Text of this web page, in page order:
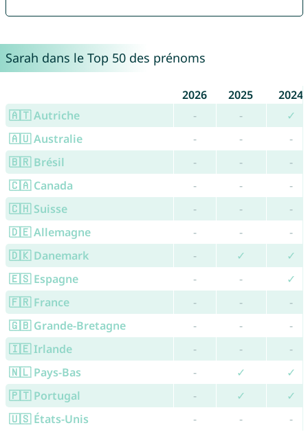
Sarah dans le Top 50 des prénoms
2026 2025
2024
🇦🇹 Autriche
- -
✓
🇦🇺 Australie
- -
-
🇧🇷 Brésil
- -
-
🇨🇦 Canada
- -
-
🇨🇭 Suisse
- -
-
🇩🇪 Allemagne
- -
-
🇩🇰 Danemark
- ✓
✓
🇪🇸 Espagne
- -
✓
🇫🇷 France
- -
-
🇬🇧 Grande-Bretagne
- -
-
🇮🇪 Irlande
- -
-
🇳🇱 Pays-Bas
- ✓
✓
🇵🇹 Portugal
- ✓
✓
🇺🇸 États-Unis
- - -